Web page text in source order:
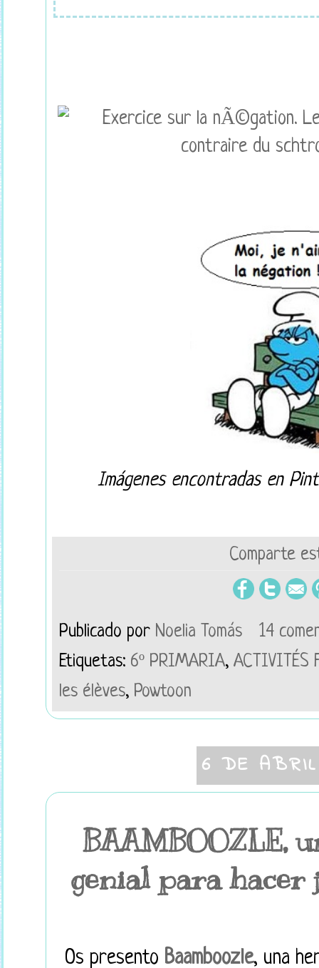
Imágenes encontradas en
Comparte
Publicado por Noelia Tomás
14
Etiquetas: 6º PRIMARIA, ACTIVITÉS
les élèves, Powtoon
6 DE
BAAMBOOZLE,
genial para hacer
Os presento Baamboozle, una